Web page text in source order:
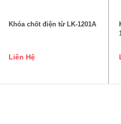
Khóa chốt điện từ LK-1201A
Liên Hệ